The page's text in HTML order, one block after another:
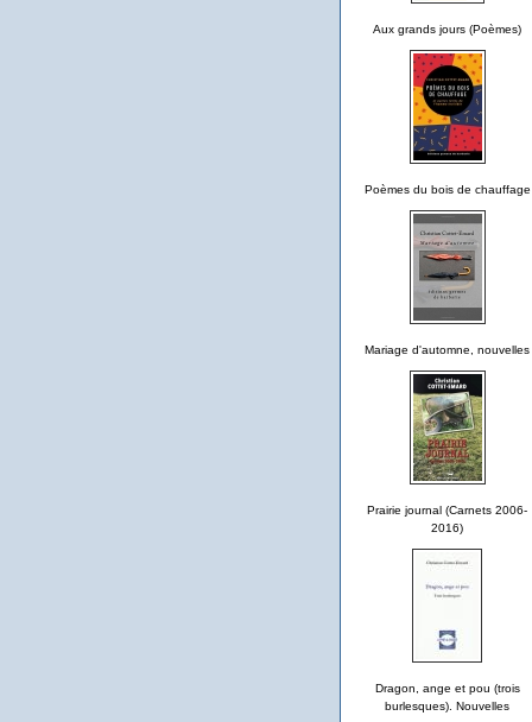
Aux grands jours (Poèmes)
Poèmes du bois de chauffage
Mariage d'automne, nouvelles
Prairie journal (Carnets 2006-
2016)
Dragon, ange et pou (trois
burlesques). Nouvelles